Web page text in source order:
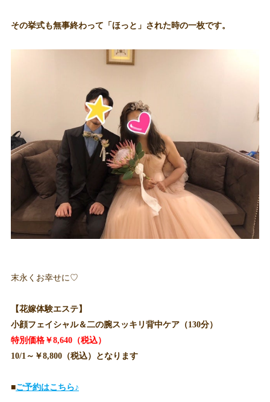
その挙式も無事終わって「ほっと」された時の一枚です。
末永くお幸せに♡
【花嫁体験エステ】
小顔フェイシャル＆二の腕スッキリ背中ケア（130分）
特別価格￥8,640（税込）
10/1～￥8,800（税込）となります
■ご予約はこちら♪